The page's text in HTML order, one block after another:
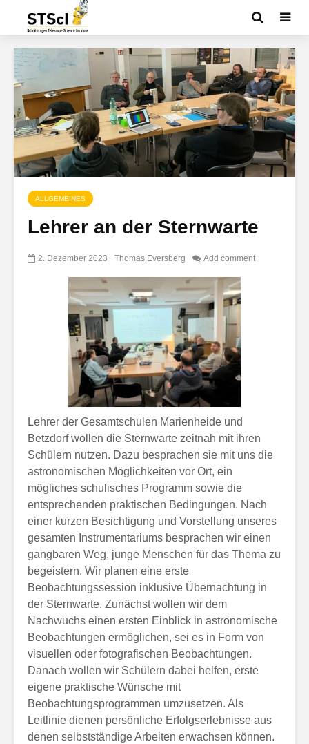
ALLGEMEINES
Lehrer an der Sternwarte
2. Dezember 2023 Thomas Eversberg Add comment
Lehrer der Gesamtschulen Marienheide und
Betzdorf wollen die Sternwarte zeitnah mit ihren
Schülern nutzen. Dazu besprachen sie mit uns die
astronomischen Möglichkeiten vor Ort, ein
mögliches schulisches Programm sowie die
entsprechenden praktischen Bedingungen. Nach
einer kurzen Besichtigung und Vorstellung unseres
gesamten Instrumentariums besprachen wir einen
gangbaren Weg, junge Menschen für das Thema zu
begeistern. Wir planen eine erste
Beobachtungssession inklusive Übernachtung in
der Sternwarte. Zunächst wollen wir dem
Nachwuchs einen ersten Einblick in astronomische
Beobachtungen ermöglichen, sei es in Form von
visuellen oder fotografischen Beobachtungen.
Danach wollen wir Schülern dabei helfen, erste
eigene praktische Wünsche mit
Beobachtungsprogrammen umzusetzen. Als
Leitlinie dienen persönliche Erfolgserlebnisse aus
denen selbstständige Arbeiten erwachsen können.